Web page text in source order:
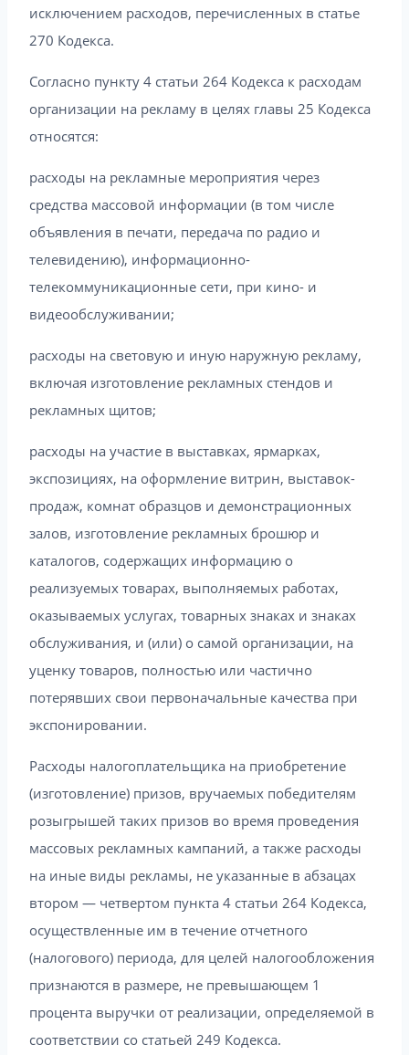
исключением расходов, перечисленных в статье
270 Кодекса.
Согласно пункту 4 статьи 264 Кодекса к расходам
организации на рекламу в целях главы 25 Кодекса
относятся:
расходы на рекламные мероприятия через
средства массовой информации (в том числе
объявления в печати, передача по радио и
телевидению), информационно-
телекоммуникационные сети, при кино- и
видеообслуживании;
расходы на световую и иную наружную рекламу,
включая изготовление рекламных стендов и
рекламных щитов;
расходы на участие в выставках, ярмарках,
экспозициях, на оформление витрин, выставок-
продаж, комнат образцов и демонстрационных
залов, изготовление рекламных брошюр и
каталогов, содержащих информацию о
реализуемых товарах, выполняемых работах,
оказываемых услугах, товарных знаках и знаках
обслуживания, и (или) о самой организации, на
уценку товаров, полностью или частично
потерявших свои первоначальные качества при
экспонировании.
Расходы налогоплательщика на приобретение
(изготовление) призов, вручаемых победителям
розыгрышей таких призов во время проведения
массовых рекламных кампаний, а также расходы
на иные виды рекламы, не указанные в абзацах
втором — четвертом пункта 4 статьи 264 Кодекса,
осуществленные им в течение отчетного
(налогового) периода, для целей налогообложения
признаются в размере, не превышающем 1
процента выручки от реализации, определяемой в
соответствии со статьей 249 Кодекса.